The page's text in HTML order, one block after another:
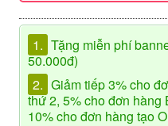
1. Tặng miễn phí
50.000đ)
2. Giảm tiếp 3% cho
thứ 2, 5% cho đơn hàng
10% cho đơn hàng tạo